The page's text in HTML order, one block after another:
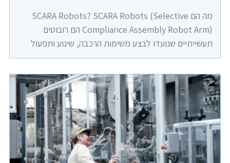
מה הם SCARA Robots? SCARA Robots (Selective
Compliance Assembly Robot Arm) הם רובוטים
תעשייתיים שנועדו לבצע משימות הרכבה, שינוע ותפעול